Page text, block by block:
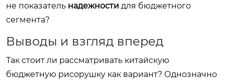
не показатель надежности для бюджетного
сегмента?
Выводы и взгляд вперед
Так стоит ли рассматривать китайскую
бюджетную рисорушку как вариант? Однозначно